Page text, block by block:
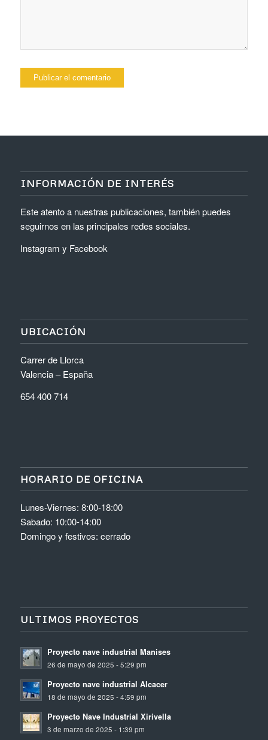
INFORMACIÓN DE INTERÉS
Este atento a nuestras publicaciones, también puedes
seguirnos en las principales redes sociales.
Instagram y Facebook
UBICACIÓN
Carrer de Llorca
Valencia – España
654 400 714
HORARIO DE OFICINA
Lunes-Viernes: 8:00-18:00
Sabado: 10:00-14:00
Domingo y festivos: cerrado
ULTIMOS PROYECTOS
Proyecto nave industrial Manises
26 de mayo de 2025 - 5:29 pm
Proyecto nave industrial Alcacer
18 de mayo de 2025 - 4:59 pm
Proyecto Nave Industrial Xirivella
3 de marzo de 2025 - 1:39 pm